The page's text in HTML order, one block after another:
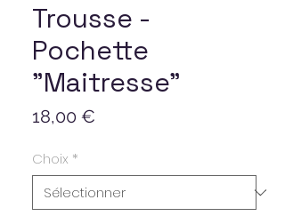
Trousse -
Pochette
"Maitresse"
18,00 €
Choix *